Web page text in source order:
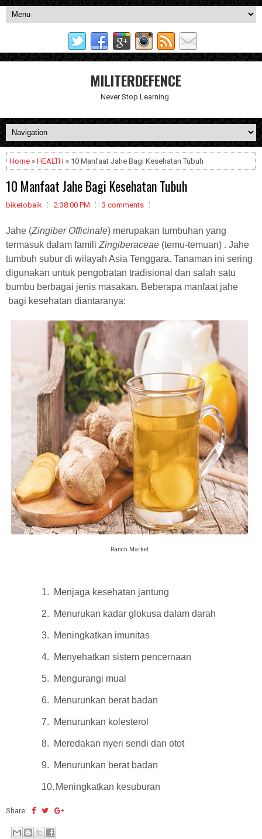
MILITERDEFENCE
Never Stop Learning
Home » HEALTH » 10 Manfaat Jahe Bagi Kesehatan Tubuh
10 Manfaat Jahe Bagi Kesehatan Tubuh
biketobaik 2:38:00 PM 3 comments
Jahe (Zingiber Officinale) merupakan tumbuhan yang
termasuk dalam famili Zingiberaceae (temu-temuan) . Jahe
tumbuh subur di wilayah Asia Tenggara. Tanaman ini sering
digunakan untuk pengobatan tradisional dan salah satu
bumbu berbagai jenis masakan. Beberapa manfaat jahe
bagi kesehatan diantaranya:
Ranch Market
1. Menjaga kesehatan jantung
2. Menurukan kadar glokusa dalam darah
3. Meningkatkan imunitas
4. Menyehatkan sistem pencernaan
5. Mengurangi mual
6. Menurunkan berat badan
7. Menurunkan kolesterol
8. Meredakan nyeri sendi dan otot
9. Menurunkan berat badan
10. Meningkatkan kesuburan
Share: